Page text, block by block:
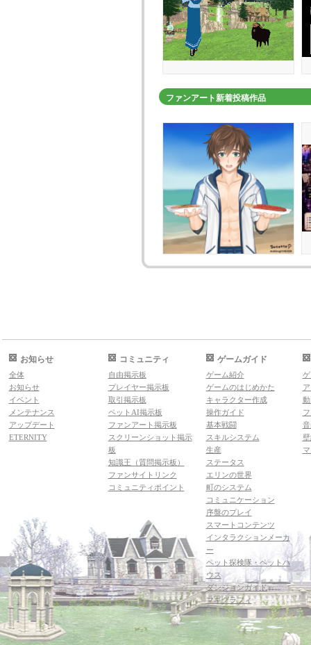
ファンアート新着投稿作品
お知らせ
全体
お知らせ
イベント
メンテナンス
アップデート
ETERNITY
コミュニティ
自由掲示板
プレイヤー掲示板
取引掲示板
ペットAI掲示板
ファンアート掲示板
スクリーンショット掲示
板
知識王（質問掲示板）
ファンサイトリンク
コミュニティポイント
ゲームガイド
ゲーム紹介
ゲームのはじめかた
キャラクター作成
操作ガイド
基本戦闘
スキルシステム
生産
ステータス
エリンの世界
町のシステム
コミュニケーション
序盤のプレイ
スマートコンテンツ
インタラクションメーカ
ー
ペット探検隊・ペットハ
ウス
ダンジョンガイド
マギグラフィ